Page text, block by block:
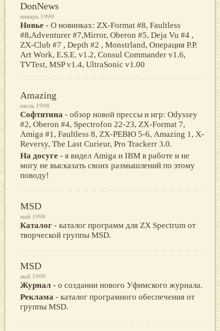
DonNews
январь 1999
Новье - О новинках: ZX-Format #8, Faultless
#8,Adventurer #7,Mirror, Oberon #5, Deja Vu #4 ,
ZX-Club #7 , Depth #2 , Monstrland, Операция Р.Р.
Art Work, E.S.E. v1.2, Consul Commander v1.6,
TVTest, MSP v1.4, UltraSonic v1.00
Amazing
июль 1998
Софтятина - обзор новой прессы и игр: Odyssey
#2, Oberon #4, Spectrofon 22-23, ZX-Format 7,
Amiga #1, Faultless 8, ZX-РЕВЮ 5-6, Amazing 1, X-
Reversy, The Last Curieur, Pro Trackerr 3.0.
На досуге - я видел Amiga и IBM в работе и не
могу не высказать своих размышлений по этому
поводу!
MSD
май 1999
Каталог - каталог программ для ZX Spectrum от
творческой группы MSD.
MSD
май 1999
Журнал - о создании нового Уфимского журнала.
Реклама - каталог програмного обеспечения от
группы MSD.